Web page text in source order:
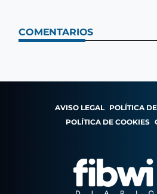
COMENTARIOS
AVISO LEGAL POLÍTICA
POLÍTICA DE COOKIES